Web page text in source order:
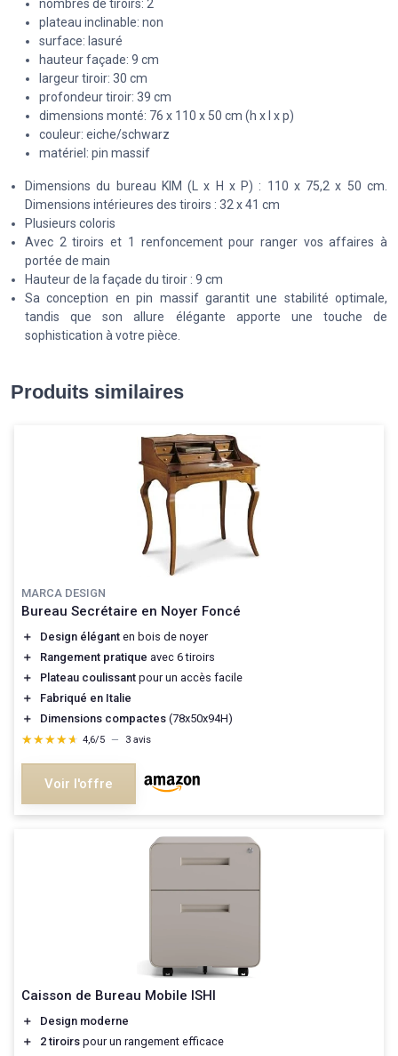
nombres de tiroirs: 2
plateau inclinable: non
surface: lasuré
hauteur façade: 9 cm
largeur tiroir: 30 cm
profondeur tiroir: 39 cm
dimensions monté: 76 x 110 x 50 cm (h x l x p)
couleur: eiche/schwarz
matériel: pin massif
Dimensions du bureau KIM (L x H x P) : 110 x 75,2 x 50 cm.
Dimensions intérieures des tiroirs : 32 x 41 cm
Plusieurs coloris
Avec 2 tiroirs et 1 renfoncement pour ranger vos affaires à
portée de main
Hauteur de la façade du tiroir : 9 cm
Sa conception en pin massif garantit une stabilité optimale,
tandis que son allure élégante apporte une touche de
sophistication à votre pièce.
Produits similaires
MARCA DESIGN
Bureau Secrétaire en Noyer Foncé
＋ Design élégant en bois de noyer
＋
Rangement pratique avec 6 tiroirs
＋
Plateau coulissant pour un accès facile
＋
Fabriqué en Italie
＋
Dimensions compactes (78x50x94H)
★★★★★
★★★★★ 4,6/5 — 3 avis
Voir l'offre
Caisson de Bureau Mobile ISHI
＋
Design moderne
＋
2 tiroirs pour un rangement efficace